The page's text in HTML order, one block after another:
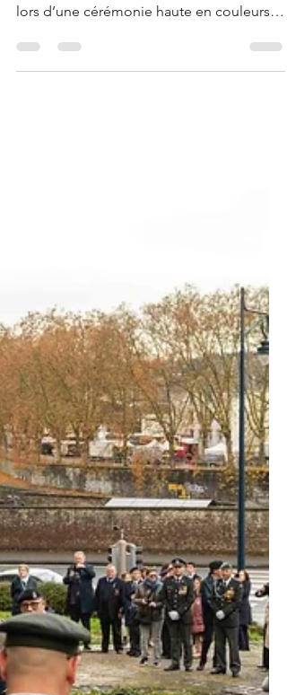
d’indépendance du
Suriname 🇸🇷 🇧🇪
le dialogue culturel et les relations
internationales.